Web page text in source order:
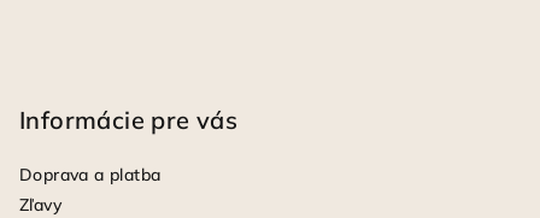
Informácie pre vás
Doprava a platba
Zľavy